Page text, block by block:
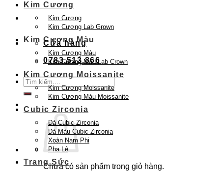
Cửa hàng
0783.513.866
Tìm
kiếm:
Chưa có sản phẩm trong giỏ hàng.
Kim Cương
Kim Cương
Kim Cương Lab Grown
Kim Cương Màu
Kim Cương Màu
Kim Cương Màu Lab Crown
Kim Cương Moissanite
Kim Cương Moissanite
Kim Cương Màu Moissanite
Cubic Zirconia
Đá Cubic Zirconia
Đá Màu Cubic Zirconia
Xoàn Nam Phi
Pha Lê
Trang Sức